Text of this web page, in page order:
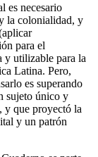
es necesario
la colonialidad, y
para el
y utilizable para la
Latina. Pero,
es superando
sujeto único y
y que proyectó la
y un patrón